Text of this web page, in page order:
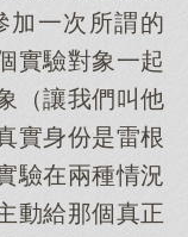
加一次所謂的
實驗對象一起
（讓我們叫他
實身份是雷根
驗在兩種情況
動給那個真正